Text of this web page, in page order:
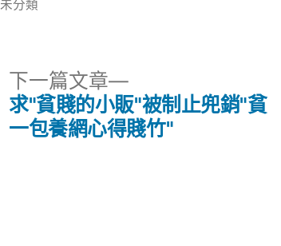
分
未分類
下一篇文章
下
一
篇
求"貧賤的小販"被制止兜銷"貧
一包養網心得賤竹"